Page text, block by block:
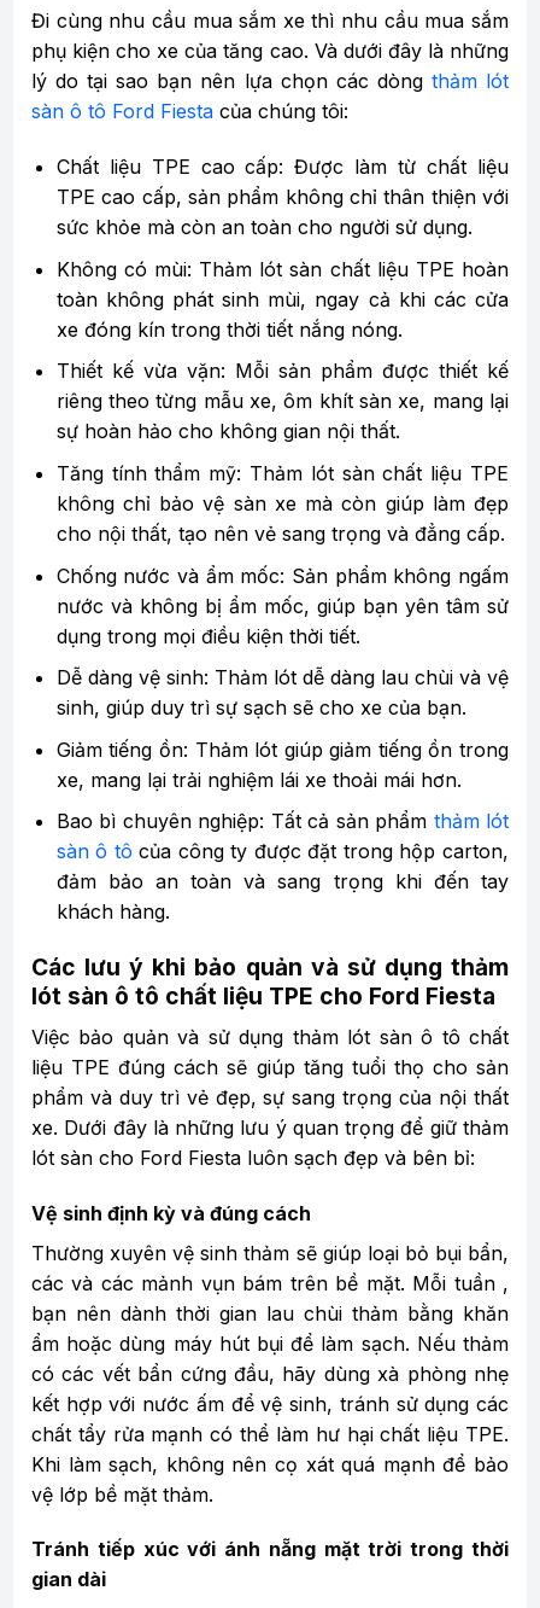
Đi cùng nhu cầu mua sắm xe thì nhu cầu mua sắm
phụ kiện cho xe của tăng cao. Và dưới đây là những
lý do tại sao bạn nên lựa chọn các dòng thảm lót
sàn ô tô Ford Fiesta của chúng tôi:
Chất liệu TPE cao cấp: Được làm từ chất liệu
TPE cao cấp, sản phẩm không chỉ thân thiện với
sức khỏe mà còn an toàn cho người sử dụng.
Không có mùi: Thảm lót sàn chất liệu TPE hoàn
toàn không phát sinh mùi, ngay cả khi các cửa
xe đóng kín trong thời tiết nắng nóng.
Thiết kế vừa vặn: Mỗi sản phẩm được thiết kế
riêng theo từng mẫu xe, ôm khít sàn xe, mang lại
sự hoàn hảo cho không gian nội thất.
Tăng tính thẩm mỹ: Thảm lót sàn chất liệu TPE
không chỉ bảo vệ sàn xe mà còn giúp làm đẹp
cho nội thất, tạo nên vẻ sang trọng và đẳng cấp.
Chống nước và ẩm mốc: Sản phẩm không ngấm
nước và không bị ẩm mốc, giúp bạn yên tâm sử
dụng trong mọi điều kiện thời tiết.
Dễ dàng vệ sinh: Thảm lót dễ dàng lau chùi và vệ
sinh, giúp duy trì sự sạch sẽ cho xe của bạn.
Giảm tiếng ồn: Thảm lót giúp giảm tiếng ồn trong
xe, mang lại trải nghiệm lái xe thoải mái hơn.
Bao bì chuyên nghiệp: Tất cả sản phẩm thảm lót
sàn ô tô của công ty được đặt trong hộp carton,
đảm bảo an toàn và sang trọng khi đến tay
khách hàng.
Các lưu ý khi bảo quản và sử dụng thảm
lót sàn ô tô chất liệu TPE cho Ford Fiesta
Việc bảo quản và sử dụng thảm lót sàn ô tô chất
liệu TPE đúng cách sẽ giúp tăng tuổi thọ cho sản
phẩm và duy trì vẻ đẹp, sự sang trọng của nội thất
xe. Dưới đây là những lưu ý quan trọng để giữ thảm
lót sàn cho Ford Fiesta luôn sạch đẹp và bên bỉ:
Vệ sinh định kỳ và đúng cách
Thường xuyên vệ sinh thảm sẽ giúp loại bỏ bụi bẩn,
các và các mảnh vụn bám trên bề mặt. Mỗi tuần ,
bạn nên dành thời gian lau chùi thảm bằng khăn
ẩm hoặc dùng máy hút bụi để làm sạch. Nếu thảm
có các vết bẩn cứng đầu, hãy dùng xà phòng nhẹ
kết hợp với nước ấm để vệ sinh, tránh sử dụng các
chất tẩy rửa mạnh có thể làm hư hại chất liệu TPE.
Khi làm sạch, không nên cọ xát quá mạnh để bảo
vệ lớp bề mặt thảm.
Tránh tiếp xúc với ánh nẵng mặt trời trong thời
gian dài